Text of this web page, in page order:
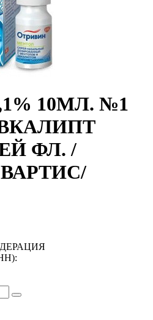
10МЛ. №1
ФЛ. /
: